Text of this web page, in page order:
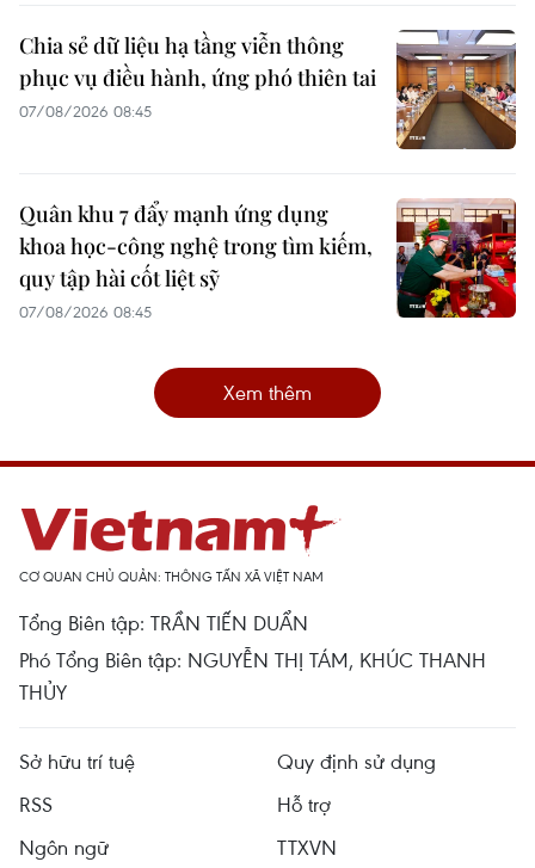
Chia sẻ dữ liệu hạ tầng viễn thông
phục vụ điều hành, ứng phó thiên tai
07/08/2026 08:45
Quân khu 7 đẩy mạnh ứng dụng
khoa học-công nghệ trong tìm kiếm,
quy tập hài cốt liệt sỹ
07/08/2026 08:45
Xem thêm
CƠ QUAN CHỦ QUẢN: THÔNG TẤN XÃ VIỆT NAM
Tổng Biên tập: TRẦN TIẾN DUẨN
Phó Tổng Biên tập: NGUYỄN THỊ TÁM, KHÚC THANH
THỦY
Sở hữu trí tuệ
Quy định sử dụng
RSS
Hỗ trợ
Ngôn ngữ
TTXVN